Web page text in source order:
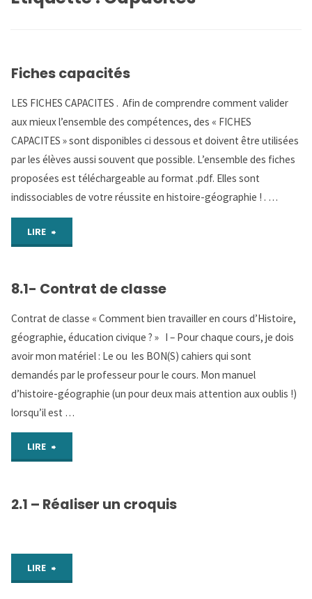
Fiches capacités
LES FICHES CAPACITES . Afin de comprendre comment valider
aux mieux l’ensemble des compétences, des « FICHES
CAPACITES » sont disponibles ci dessous et doivent être utilisées
par les élèves aussi souvent que possible. L’ensemble des fiches
proposées est téléchargeable au format .pdf. Elles sont
indissociables de votre réussite en histoire-géographie ! . …
LIRE
8.1- Contrat de classe
Contrat de classe « Comment bien travailler en cours d’Histoire,
géographie, éducation civique ? » I – Pour chaque cours, je dois
avoir mon matériel : Le ou les BON(S) cahiers qui sont
demandés par le professeur pour le cours. Mon manuel
d’histoire-géographie (un pour deux mais attention aux oublis !)
lorsqu’il est …
LIRE
de
2.1 – Réaliser un croquis
LIRE